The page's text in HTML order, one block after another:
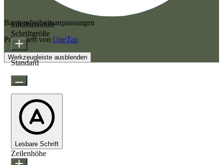
Barrierefreiheitsanpassungen
Präsentiert von OneTap
Werkzeugleiste ausblenden
Inhaltsmodule
Schriftgröße
Standard
Lesbare Schrift
Zeilenhöhe